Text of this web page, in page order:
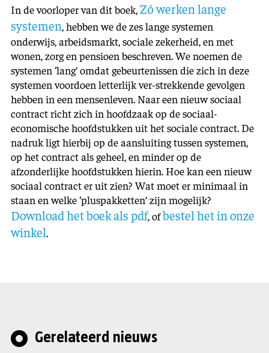
In de voorloper van dit boek,Zó werken lange
systemen, hebben we de zes lange systemen
onderwijs, arbeidsmarkt, sociale zekerheid, en met
wonen, zorg en pensioen beschreven. We noemen de
systemen ‘lang’ omdat gebeurtenissen die zich in deze
systemen voordoen letterlijk ver-strekkende gevolgen
hebben in een mensenleven. Naar een nieuw sociaal
contract richt zich in hoofdzaak op de sociaal-
economische hoofdstukken uit het sociale contract. De
nadruk ligt hierbij op de aansluiting tussen systemen,
op het contract als geheel, en minder op de
afzonderlijke hoofdstukken hierin. Hoe kan een nieuw
sociaal contract er uit zien? Wat moet er minimaal in
staan en welke ‘pluspakketten’ zijn mogelijk?
Download het boek als pdf, ofbestel het in onze
winkel.
Gerelateerd nieuws